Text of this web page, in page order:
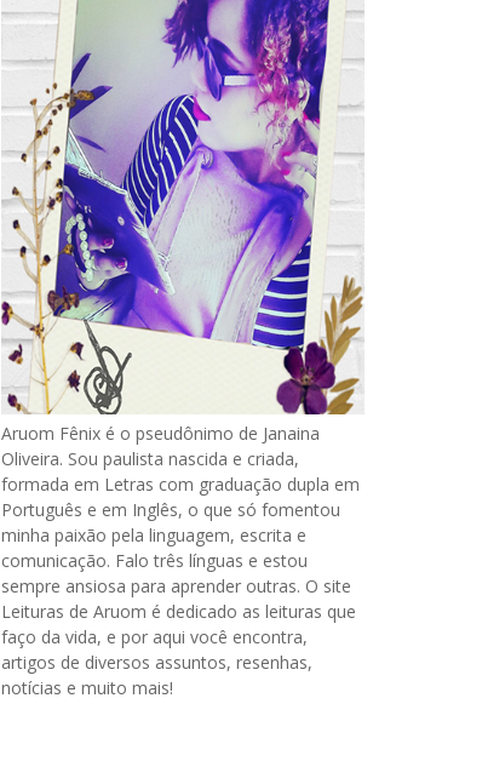
Aruom Fênix é o pseudônimo de Janaina
Oliveira. Sou paulista nascida e criada,
formada em Letras com graduação dupla em
Português e em Inglês, o que só fomentou
minha paixão pela linguagem, escrita e
comunicação. Falo três línguas e estou
sempre ansiosa para aprender outras. O site
Leituras de Aruom é dedicado as leituras que
faço da vida, e por aqui você encontra,
artigos de diversos assuntos, resenhas,
notícias e muito mais!